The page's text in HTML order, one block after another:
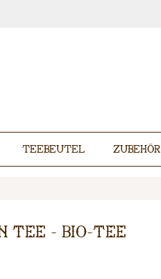
Teebeutel Zubehör
Tee - Bio-Tee